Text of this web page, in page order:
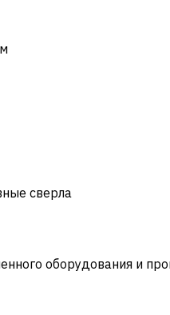
сверла
оборудования и